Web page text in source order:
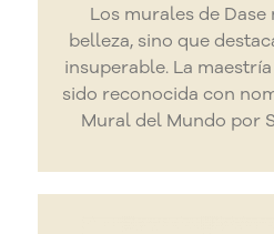
Los murales de
belleza, sino que
insuperable. La
sido reconocida con
Mural del Mundo por